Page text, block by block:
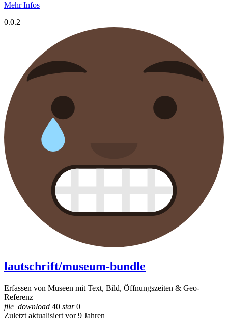
Mehr Infos
0.0.2
lautschrift/museum-bundle
Erfassen von Museen mit Text, Bild, Öffnungszeiten & Geo-
Referenz
file_download 40 star0
Zuletzt aktualisiert vor 9 Jahren